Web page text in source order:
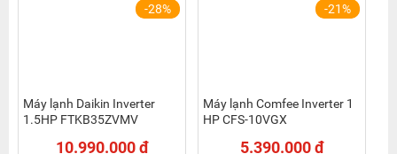
-28%
Máy lạnh Daikin Inverter
1.5HP FTKB35ZVMV
10.990.000 đ
-21%
Máy lạnh Comfee Inverter 1
HP CFS-10VGX
5.390.000 đ